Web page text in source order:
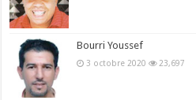
Bourri Youssef
3 octobre 2020 23,697